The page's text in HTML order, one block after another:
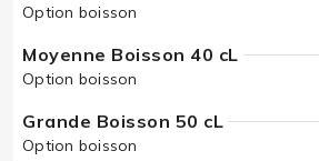
Option boisson
Moyenne Boisson 40 cL
Option boisson
Grande Boisson 50 cL
Option boisson